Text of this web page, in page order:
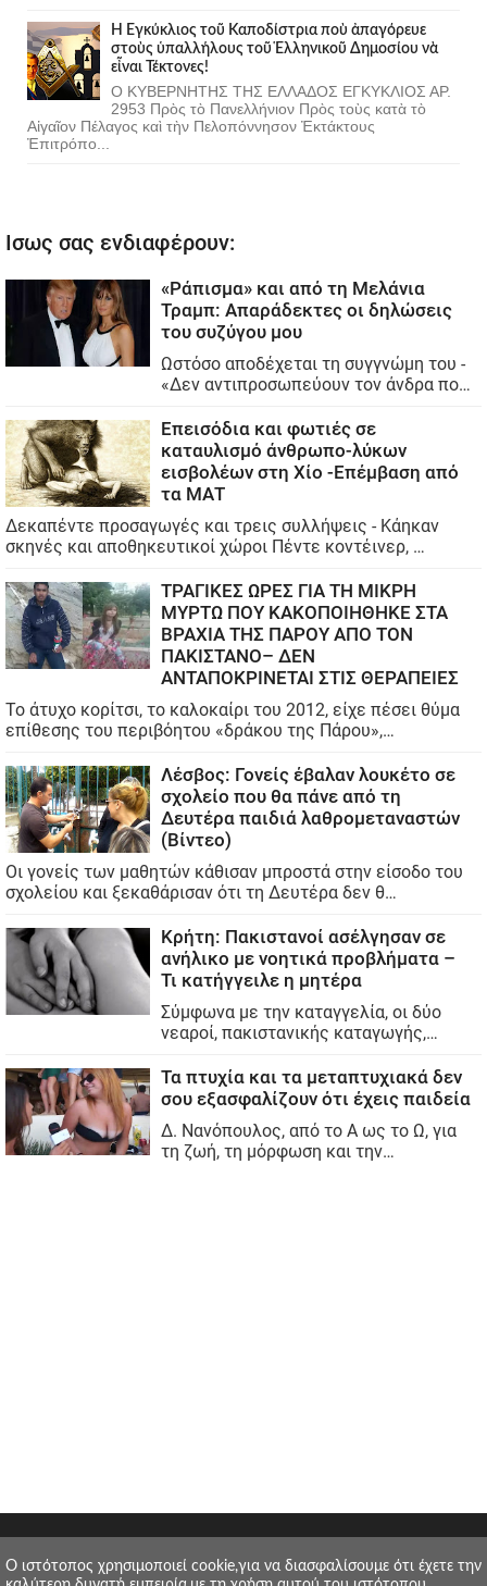
Ἡ Ἐγκύκλιος τοῦ Καποδίστρια ποὺ ἀπαγόρευε
στοὺς ὑπαλλήλους τοῦ Ἑλληνικοῦ Δημοσίου νὰ
εἶναι Τέκτονες!
Ο ΚΥΒΕΡΝΗΤΗΣ ΤΗΣ ΕΛΛΑΔΟΣ ΕΓΚΥΚΛΙΟΣ ΑΡ.
2953 Πρὸς τὸ Πανελλήνιον Πρὸς τοὺς κατὰ τὸ
Αἰγαῖον Πέλαγος καὶ τὴν Πελοπόννησον Ἐκτάκτους
Ἐπιτρόπο...
O ιστότοπος χρησιμοποιεί cookie,για να διασφαλίσουμε ότι έχετε την